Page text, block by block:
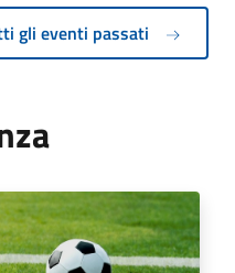
gli eventi passati